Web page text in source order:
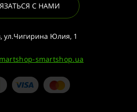
С НАМИ
ул.Чигирина Юлия, 1
smartshop.ua